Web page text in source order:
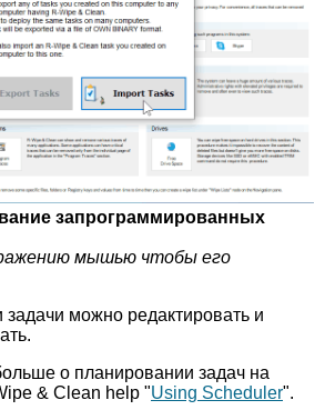
запрограммированных
мышью чтобы его
можно редактировать и
о планировании задач на
& Clean help "Using Scheduler".